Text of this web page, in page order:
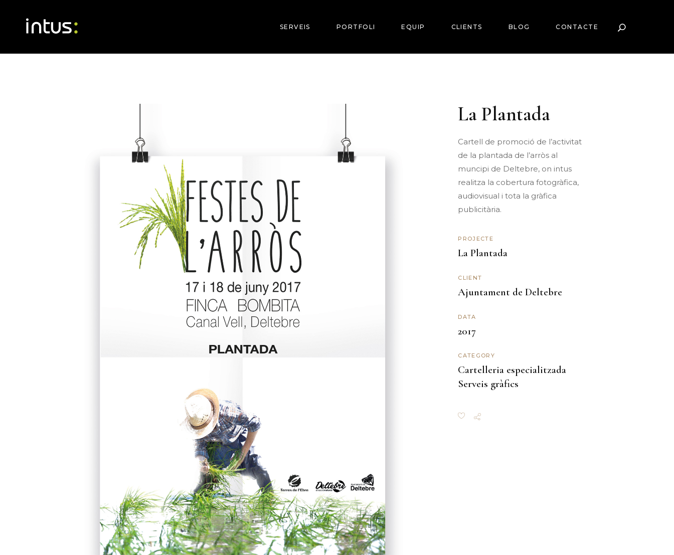
SERVEIS PORTFOLI EQUIP CLIENTS BLOG CONTACTE
La Plantada
Cartell de promoció de l’activitat
de la plantada de l’arròs al
muncipi de Deltebre, on intus
realitza la cobertura fotogràfica,
audiovisual i tota la gràfica
publicitària.
PROJECTE
La Plantada
CLIENT
Ajuntament de Deltebre
DATA
2017
CATEGORY
Cartelleria especialitzada
Serveis gràfics